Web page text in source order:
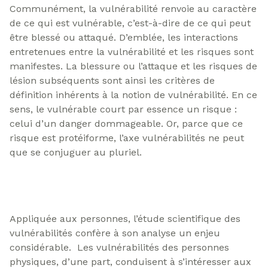
Communément, la vulnérabilité renvoie au caractère
de ce qui est vulnérable, c’est-à-dire de ce qui peut
être blessé ou attaqué. D’emblée, les interactions
entretenues entre la vulnérabilité et les risques sont
manifestes. La blessure ou l’attaque et les risques de
lésion subséquents sont ainsi les critères de
définition inhérents à la notion de vulnérabilité. En ce
sens, le vulnérable court par essence un risque :
celui d’un danger dommageable. Or, parce que ce
risque est protéiforme, l’axe vulnérabilités ne peut
que se conjuguer au pluriel.
Appliquée aux personnes, l’étude scientifique des
vulnérabilités confère à son analyse un enjeu
considérable. Les vulnérabilités des personnes
physiques, d’une part, conduisent à s’intéresser aux